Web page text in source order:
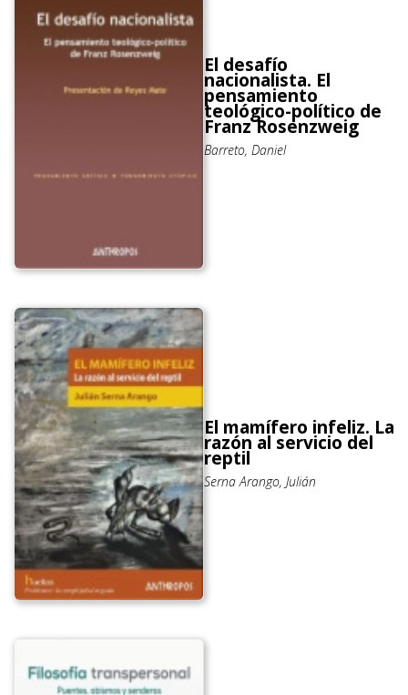
El desafío
nacionalista. El
pensamiento
teológico-político de
Franz Rosenzweig
Barreto, Daniel
El mamífero infeliz. La
razón al servicio del
reptil
Serna Arango, Julián